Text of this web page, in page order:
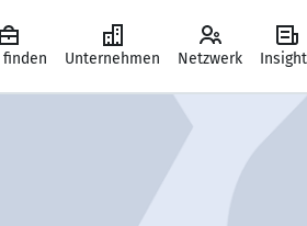
finden Unternehmen Netzwerk